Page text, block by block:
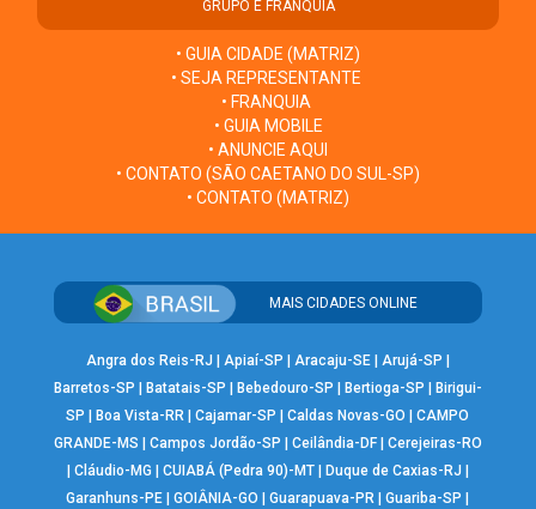
GRUPO E FRANQUIA
• GUIA CIDADE (MATRIZ)
• SEJA REPRESENTANTE
• FRANQUIA
• GUIA MOBILE
• ANUNCIE AQUI
• CONTATO (SÃO CAETANO DO SUL-SP)
• CONTATO (MATRIZ)
MAIS CIDADES ONLINE
Angra dos Reis-RJ Apiaí-SP Aracaju-SE| Arujá-SP
Barretos-SP
Batatais-SP Bebedouro-SP Bertioga-SP
Birigui-
SP
Boa Vista-RR |Cajamar-SP |Caldas Novas-GO |CAMPO
GRANDE-MS
Campos Jordão-SP Ceilândia-DF| Cerejeiras-RO
Cláudio-MG CUIABÁ (Pedra 90)-MT| Duque de Caxias-RJ
Garanhuns-PE |GOIÂNIA-GO |Guarapuava-PR |Guariba-SP